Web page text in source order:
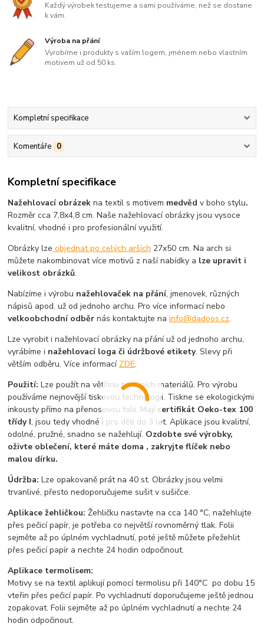
Každý výrobek testujeme a sami používáme, než se dostane
k vám.
Výroba na přání
Vyrobíme i produkty s vaším logem, jménem nebo vlastním
motivem už od 50 ks.
Kompletní specifikace
Komentáře 0
Kompletní specifikace
Nažehlovací obrázek na textil s motivem medvědv boho stylu.
Rozměr cca 7,8x4,8 cm. Naše nažehlovací obrázky jsou vysoce
kvalitní, vhodné i pro profesionální využití.
Obrázky lze objednat po celých arších 27x50 cm. Na arch si
můžete nakombinovat více motivů z naší nabídky a lze upravit i
velikost obrázků.
Nabízíme i výrobu nažehlovaček na přání, jmenovek, různých
nápisů apod. už od jednoho archu. Pro více informací nebo
velkoobchodní odběr nás kontaktujte nainfo@dadoos.cz.
Lze vyrobit i nažehlovací obrázky na přání už od jednoho archu,
vyrábíme i nažehlovací loga či údržbové etikety. Slevy při
větším odběru. Více informací ZDE.
Použití: Lze použít na většinu textilních materiálů. Pro výrobu
používáme nejnovější tiskovou technologii. Tiskne se ekologickými
inkousty přímo na přenosovou folii. Mají certifikát Oeko-tex 100
třídy I, jsou tedy vhodné i pro děti do 3 let. Aplikace jsou kvalitní,
odolné, pružné, snadno se nažehlují. Ozdobte své výrobky,
oživte oblečení, které máte doma , zakryjte flíček nebo
malou dírku.
Údržba:Lze opakovaně prát na 40 st. Obrázky jsou velmi
trvanlivé, přesto nedoporučujeme sušit v sušičce.
Aplikace žehličkou:Žehličku nastavte na cca 140 °C, nažehlujte
přes pečicí papír, je potřeba co největší rovnoměrný tlak. Folii
sejměte až po úplném vychladnutí, poté ještě můžete přežehlit
přes pečicí papír a nechte 24 hodin odpočinout.
Aplikace termolisem:
Motivy se na textil aplikují pomocí termolisu při 140°C po dobu 15
vteřin přes pečicí papír. Po vychladnutí doporučujeme ještě jednou
zopakovat. Folii sejměte až po úplném vychladnutí a nechte 24
hodin odpočinout.